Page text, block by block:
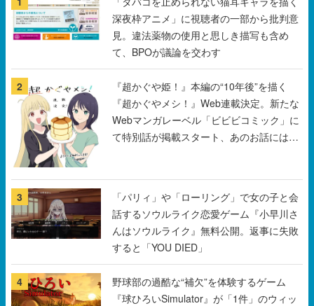
深夜枠アニメ」に視聴者の一部から批判意
見。違法薬物の使用と思しき描写も含め
て、BPOが議論を交わす
2
『超かぐや姫！』本編の“10年後”を描く
『超かぐやメシ！』Web連載決定。新たな
Webマンガレーベル「ビビビコミック」に
て特別話が掲載スタート、あのお話には…
3
「パリィ」や「ローリング」で女の子と会
話するソウルライク恋愛ゲーム『小早川さ
んはソウルライク』無料公開。返事に失敗
すると「YOU DIED」
4
野球部の過酷な“補欠”を体験するゲーム
『球ひろいSimulator』が「1件」のウィッ